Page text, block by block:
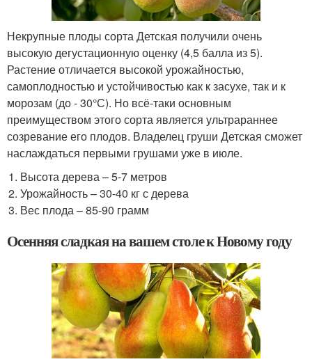
Некрупные плоды сорта Детская получили очень
высокую дегустационную оценку (4,5 балла из 5).
Растение отличается высокой урожайностью,
самоплодностью и устойчивостью как к засухе, так и к
морозам (до - 30°С). Но всё-таки основным
преимуществом этого сорта является ультрараннее
созревание его плодов. Владелец груши Детская сможет
наслаждаться первыми грушами уже в июле.
Высота дерева – 5-7 метров
Урожайность – 30-40 кг с дерева
Вес плода – 85-90 грамм
Осенняя сладкая на вашем столе к Новому году